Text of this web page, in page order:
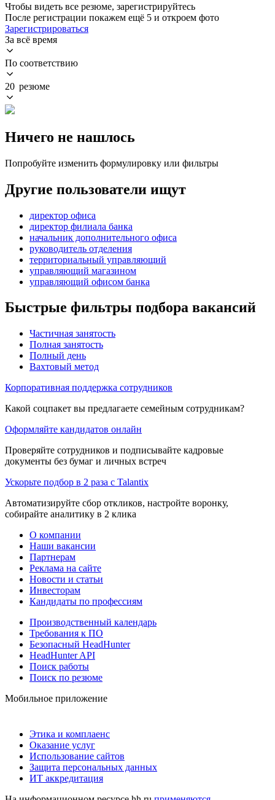
Чтобы видеть все резюме, зарегистрируйтесь
После регистрации покажем ещё 5 и откроем фото
Зарегистрироваться
За всё время
По соответствию
20 резюме
Ничего не нашлось
Попробуйте изменить формулировку или фильтры
Другие пользователи ищут
директор офиса
директор филиала банка
начальник дополнительного офиса
руководитель отделения
территориальный управляющий
управляющий магазином
управляющий офисом банка
Быстрые фильтры подбора вакансий
Частичная занятость
Полная занятость
Полный день
Вахтовый метод
Корпоративная поддержка сотрудников
Какой соцпакет вы предлагаете семейным сотрудникам?
Оформляйте кандидатов онлайн
Проверяйте сотрудников и подписывайте кадровые
документы без бумаг и личных встреч
Ускорьте подбор в 2 раза с Talantix
Автоматизируйте сбор откликов, настройте воронку,
собирайте аналитику в 2 клика
О компании
Наши вакансии
Партнерам
Реклама на сайте
Новости и статьи
Инвесторам
Кандидаты по профессиям
Производственный календарь
Требования к ПО
Безопасный HeadHunter
HeadHunter API
Поиск работы
Поиск по резюме
Мобильное приложение
Этика и комплаенс
Оказание услуг
Использование сайтов
Защита персональных данных
ИТ аккредитация